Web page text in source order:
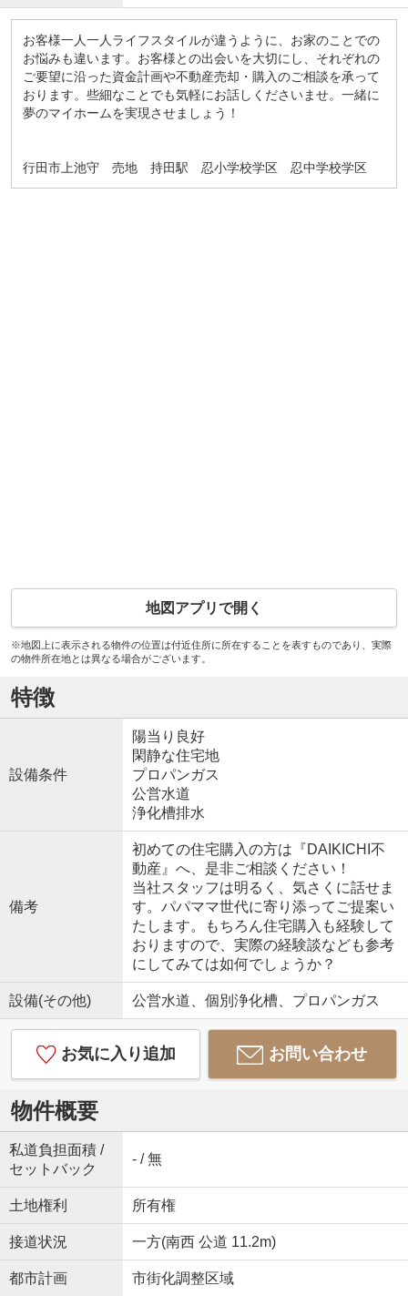
お客様一人一人ライフスタイルが違うように、お家のことでの
お悩みも違います。お客様との出会いを大切にし、それぞれの
ご要望に沿った資金計画や不動産売却・購入のご相談を承って
おります。些細なことでも気軽にお話しくださいませ。一緒に
夢のマイホームを実現させましょう！
行田市上池守 売地 持田駅 忍小学校学区 忍中学校学区
地図アプリで開く
※地図上に表示される物件の位置は付近住所に所在することを表すものであり、実際
の物件所在地とは異なる場合がございます。
特徴
設備条件
陽当り良好
閑静な住宅地
プロパンガス
公営水道
浄化槽排水
備考
初めての住宅購入の方は『DAIKICHI不
動産』へ、是非ご相談ください！
当社スタッフは明るく、気さくに話せま
す。パパママ世代に寄り添ってご提案い
たします。もちろん住宅購入も経験して
おりますので、実際の経験談なども参考
にしてみては如何でしょうか？
設備(その他) 公営水道、個別浄化槽、プロパンガス
お気に入り追加 お問い合わせ
物件概要
私道負担面積 /
セットバック
- / 無
土地権利 所有権
接道状況 一方(南西 公道 11.2m)
都市計画 市街化調整区域